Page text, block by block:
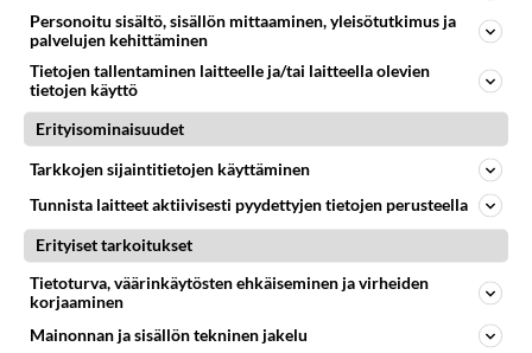
Eipä mennyt sensuutiaya läpi kun tein aloituksen
että Räsänen, siis kansanedustaja Räsänen on
saanut kansanryhmää vastaan kiihottamisesta
sakkotuomion, 1800 euroa. Olisivat laittaneet
vankilaan vuodeksi ja tukka pois, lesbojen
osastolle.
Äänestä Kommentoi
Anonyymi00018
2026-03-26 12:47:51
Piilopuppeli siinä kilahti
Personoitu sisältö, sisällön mittaaminen, yleisötutkimus ja
palvelujen kehittäminen
Tietojen tallentaminen laitteelle ja/tai laitteella olevien
tietojen käyttö
Erityisominaisuudet
Tarkkojen sijaintitietojen käyttäminen
Tunnista laitteet aktiivisesti pyydettyjen tietojen perusteella
Erityiset tarkoitukset
Tietoturva, väärinkäytösten ehkäiseminen ja virheiden
korjaaminen
Mainonnan ja sisällön tekninen jakelu